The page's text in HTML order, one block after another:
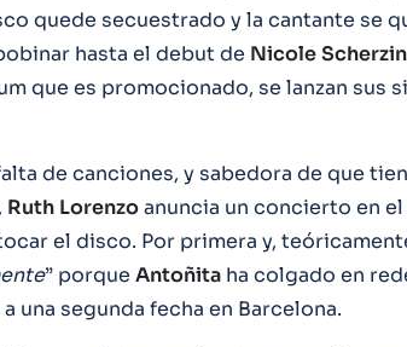
quede secuestrado y la cantante se
hasta el debut de Nicole
que es promocionado, se lanzan sus
de canciones, y sabedora de que
Ruth Lorenzoanuncia un concierto en el
el disco. Por primera y,
” porque Antoñita ha colgado en
una segunda fecha en Barcelona.